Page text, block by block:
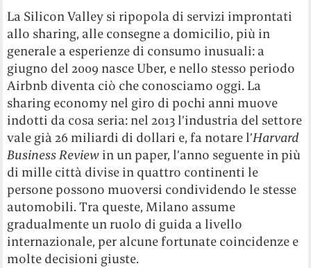
La Silicon Valley si ripopola di servizi improntati
allo sharing, alle consegne a domicilio, più in
generale a esperienze di consumo inusuali: a
giugno del 2009 nasce Uber, e nello stesso periodo
Airbnb diventa ciò che conosciamo oggi. La
sharing economy nel giro di pochi anni muove
indotti da cosa seria: nel 2013 l’industria del settore
vale già 26 miliardi di dollari e, fa notare l’Harvard
Business Review in un paper, l’anno seguente in più
di mille città divise in quattro continenti le
persone possono muoversi condividendo le stesse
automobili. Tra queste, Milano assume
gradualmente un ruolo di guida a livello
internazionale, per alcune fortunate coincidenze e
molte decisioni giuste.